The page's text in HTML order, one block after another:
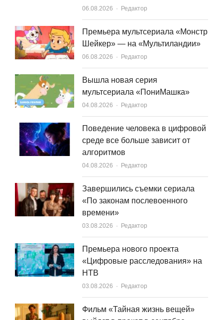
06.08.2026 Author
Редактор
Премьера мультсериала «Монстр
Шейкер» — на «Мультиландии»
06.08.2026 Author
Редактор
Вышла новая серия
мультсериала «ПониМашка»
04.08.2026 Author
Редактор
Поведение человека в цифровой
среде все больше зависит от
алгоритмов
04.08.2026 Author
Редактор
Завершились съемки сериала
«По законам послевоенного
времени»
03.08.2026 Author
Редактор
Премьера нового проекта
«Цифровые расследования» на
НТВ
03.08.2026 Author
Редактор
Фильм «Тайная жизнь вещей»